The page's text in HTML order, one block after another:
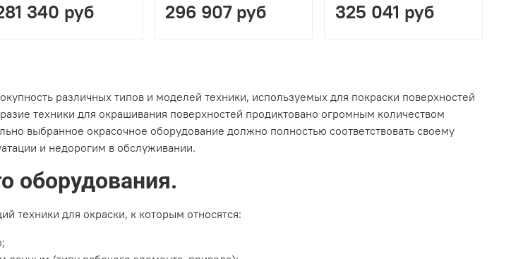
340 руб 296 907 руб 325 041 руб
различных типов и моделей техники, используемых для покраски поверхностей
техники для окрашивания поверхностей продиктовано огромным количеством
выбранное окрасочное оборудование должно полностью соответствовать своему
и недорогим в обслуживании.
оборудования.
техники для окраски, к которым относятся: